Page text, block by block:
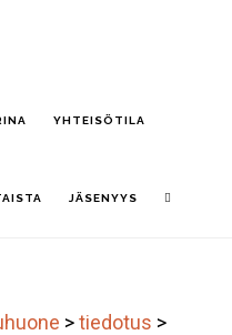
YHTEISÖTILA
JÄSENYYS
>tiedotus >